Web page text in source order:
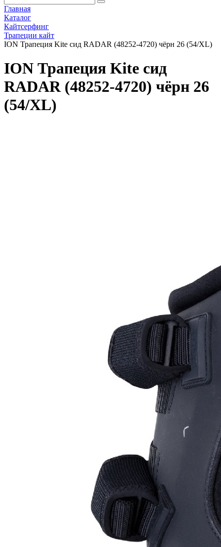
Главная
Каталог
Кайтсерфинг
Трапеции кайт
ION Трапеция Kite сид RADAR (48252-4720) чёрн 26 (54/XL)
ION Трапеция Kite сид
RADAR (48252-4720) чёрн 26
(54/XL)